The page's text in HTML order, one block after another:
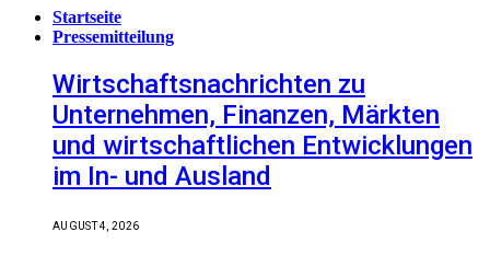
Startseite
Pressemitteilung
Wirtschaftsnachrichten zu
Unternehmen, Finanzen, Märkten
und wirtschaftlichen Entwicklungen
im In- und Ausland
AUGUST 4, 2026